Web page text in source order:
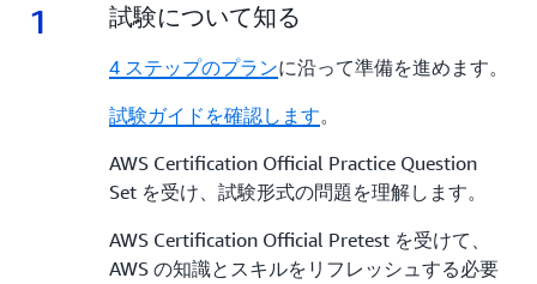
1 1.
試験について知る
4 ステップのプランに沿って準備を進めます。
試験ガイドを確認します。
AWS Certification Official Practice Question
Set を受け、試験形式の問題を理解します。
AWS Certification Official Pretest を受けて、
AWS の知識とスキルをリフレッシュする必要